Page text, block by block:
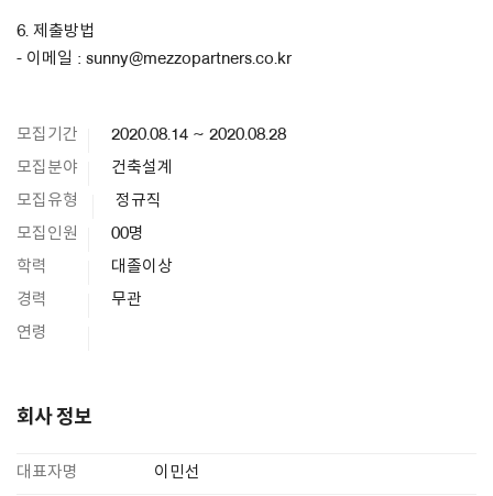
6. 제출방법
- 이메일 : sunny@mezzopartners.co.kr
모집기간 2020.08.14 ~ 2020.08.28
모집분야 건축설계
모집유형 정규직
모집인원 00명
학력 대졸이상
경력 무관
연령
회사 정보
대표자명 이민선